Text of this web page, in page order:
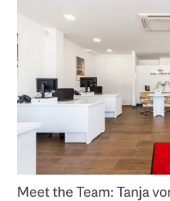
Meet the Team: Tanja